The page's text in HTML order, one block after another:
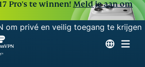
Pro's te winnen!Meld je aan om